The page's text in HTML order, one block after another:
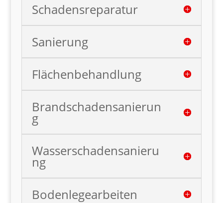
Schadensreparatur
Sanierung
Flächenbehandlung
Brandschadensanierun
g
Wasserschadensanieru
ng
Bodenlegearbeiten